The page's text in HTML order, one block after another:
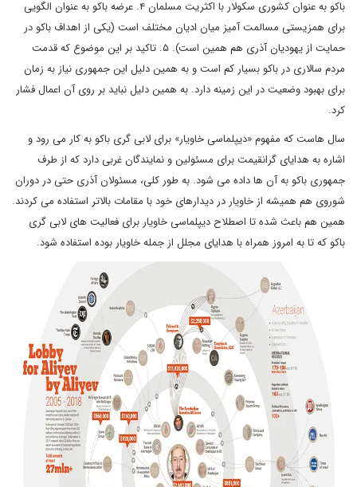
باکو به عنوان کشوری سکولار با اکثریت مسلمان ۴. عرضه باکو به عنوان الگویی
برای همزیستی مسالمت آمیز میان ادیان مختلف است (یکی از اهداف باکو در
حمایت از یهودیان آذری هم همین است). ۵. تاکید بر این موضوع که قدمت
مردم سالاری در باکو بسیار کم است و به همین دلیل این جمهوری نیاز به زمان
برای بهبود وضعیت در این زمینه دارد. به همین دلیل نباید بر روی آن اعمال فشار
کرد.
سال هاست که مفهوم «دیپلماسی خاویار» برای لابی گری باکو به کار می رود و
اشاره به هدایای گرانقیمت برای مسئولین و نمایندگان غربی دارد که از طرف
جمهوری باکو به آن ها داده می شود. به طور کلی، مسئولان آذری حتی در دوران
شوروی هم همیشه از خاویار در دیدارهای خود با مقامات بالاتر استفاده می کردند.
همین هم باعث شده تا اصطلاح دیپلماسی خاویار برای فعالیت های لابی گری
باکو که تا به امروز همراه با هدایای مجلل از جمله خاویار بوده استفاده شود.